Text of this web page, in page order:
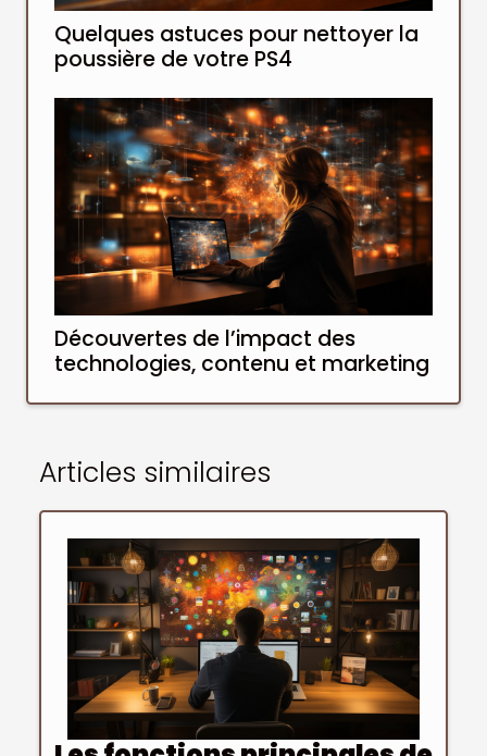
Quelques astuces pour nettoyer la
poussière de votre PS4
Découvertes de l’impact des
technologies, contenu et marketing
Articles similaires